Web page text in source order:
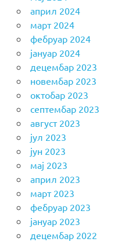
април 2024
март 2024
фебруар 2024
јануар 2024
децембар 2023
новембар 2023
октобар 2023
септембар 2023
август 2023
јул 2023
јун 2023
мај 2023
април 2023
март 2023
фебруар 2023
јануар 2023
децембар 2022